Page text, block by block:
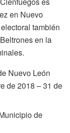
en Nuevo
también
en la
Nuevo León
de 2018 – 31 de
de